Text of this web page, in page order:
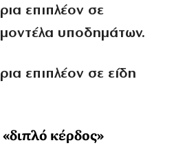
επιπλέον σε
υποδημάτων.
επιπλέον σε είδη
κέρδος»